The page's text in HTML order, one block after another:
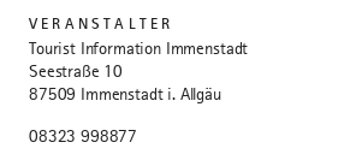
VERANSTALTER
Tourist Information Immenstadt
Seestraße 10
87509 Immenstadt i. Allgäu
08323 998877